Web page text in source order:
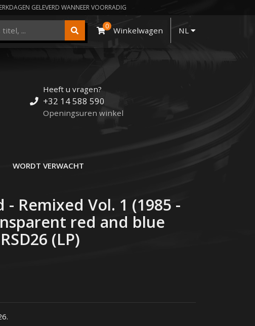
GELEVERD WANNEER VOORRADIG
0 Winkelwagen NL
Heeft u vragen?
+32 14 588 590
Openingsuren winkel
WORDT VERWACHT
- Remixed Vol. 1 (1985 -
red and blue
(LP)